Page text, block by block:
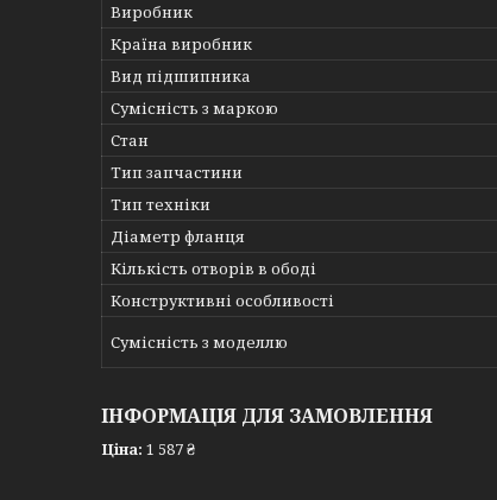
Виробник
Країна виробник
Вид підшипника
Сумісність з маркою
Стан
Тип запчастини
Тип техніки
Діаметр фланця
Кількість отворів в ободі
Конструктивні особливості
Сумісність з моделлю
ІНФОРМАЦІЯ ДЛЯ ЗАМОВЛЕННЯ
Ціна: 1 587 ₴